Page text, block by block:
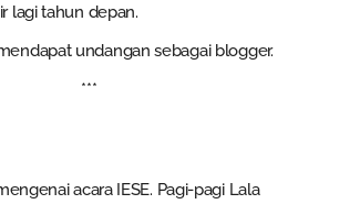
lagi tahun depan.
undangan sebagai blogger.
***
acara IESE. Pagi-pagi Lala